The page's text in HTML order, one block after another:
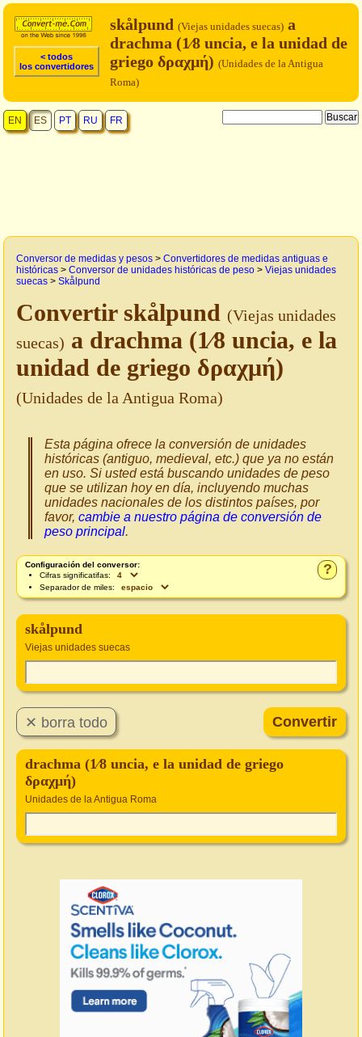
< todos
los convertidores
skålpund (Viejas unidades suecas) a
drachma (1⁄8 uncia, e la unidad de
griego δραχμή) (Unidades de la Antigua
Roma)
EN ES PT RU FR
Conversor de medidas y pesos > Convertidores de medidas antiguas e
históricas > Conversor de unidades históricas de peso > Viejas unidades
suecas > Skålpund
Convertir skålpund (Viejas unidades
suecas) a drachma (1⁄8 uncia, e la
unidad de griego δραχμή)
(Unidades de la Antigua Roma)
Esta página ofrece la conversión de unidades
históricas (antiguo, medieval, etc.) que ya no están
en uso. Si usted está buscando unidades de peso
que se utilizan hoy en día, incluyendo muchas
unidades nacionales de los distintos países, por
favor, cambie a nuestro página de conversión de
peso principal.
?
Configuración del conversor:
Cifras significatifas:
Separador de miles:
skålpund
Viejas unidades suecas
drachma (1⁄8 uncia, e la unidad de griego
δραχμή)
Unidades de la Antigua Roma